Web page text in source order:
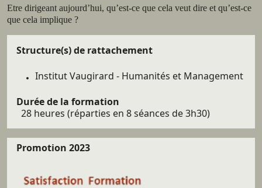
Résumé
Etre dirigeant aujourd’hui, qu’est-ce que cela veut dire et qu’est-ce
que cela implique ?
Structure(s) de rattachement
Institut Vaugirard - Humanités et Management
Durée de la formation
28 heures (réparties en 8 séances de 3h30)
Promotion 2023